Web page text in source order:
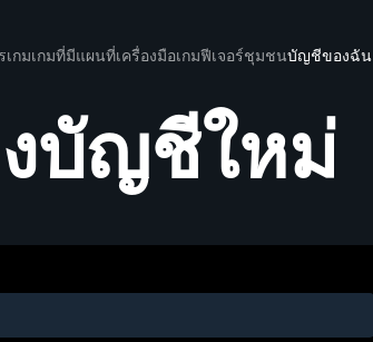
เกมเกมที่มีแผนที่เครื่องมือเกมฟีเจอร์ชุมชนบัญชีของฉัน
บัญชีใหม่